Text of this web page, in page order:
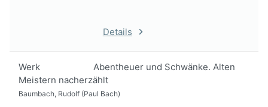
Details
Werk
Abentheuer und Schwänke. Alten
Meistern nacherzählt
Baumbach, Rudolf (Paul Bach)